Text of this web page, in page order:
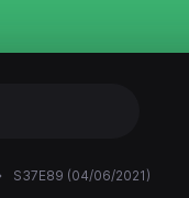
S37E89 (04/06/2021)